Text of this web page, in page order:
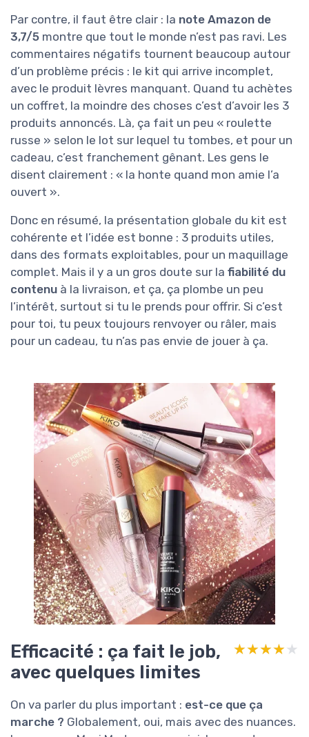
Par contre, il faut être clair : la note Amazon de
3,7/5 montre que tout le monde n’est pas ravi. Les
commentaires négatifs tournent beaucoup autour
d’un problème précis : le kit qui arrive incomplet,
avec le produit lèvres manquant. Quand tu achètes
un coffret, la moindre des choses c’est d’avoir les 3
produits annoncés. Là, ça fait un peu « roulette
russe » selon le lot sur lequel tu tombes, et pour un
cadeau, c’est franchement gênant. Les gens le
disent clairement : « la honte quand mon amie l’a
ouvert ».
Donc en résumé, la présentation globale du kit est
cohérente et l’idée est bonne : 3 produits utiles,
dans des formats exploitables, pour un maquillage
complet. Mais il y a un gros doute sur la fiabilité du
contenu à la livraison, et ça, ça plombe un peu
l’intérêt, surtout si tu le prends pour offrir. Si c’est
pour toi, tu peux toujours renvoyer ou râler, mais
pour un cadeau, tu n’as pas envie de jouer à ça.
Efficacité : ça fait le job,
avec quelques limites
★★★★★
★★★★★
On va parler du plus important : est-ce que ça
marche ? Globalement, oui, mais avec des nuances.